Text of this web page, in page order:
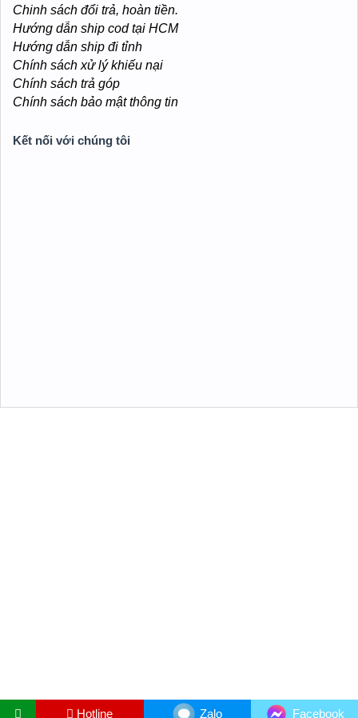
Chinh sách đổi trả, hoàn tiền.
Hướng dẫn ship cod tại HCM
Hướng dẫn ship đi tỉnh
Chính sách xử lý khiếu nại
Chính sách trả góp
Chính sách bảo mật thông tin
Kết nối với chúng tôi
Hotline Zalo Facebook